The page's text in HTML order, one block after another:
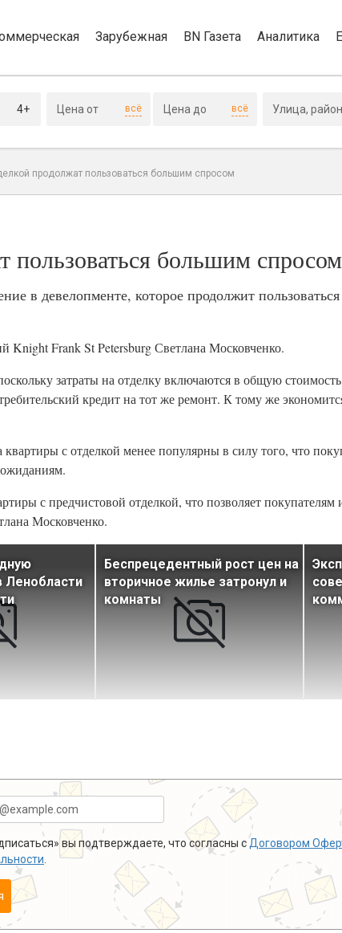
Зарубежная BN Газета Аналитика
4+ всё всё
продолжат пользоваться большим спросом
пользоваться большим спросом
в девелопменте, которое продолжит
Knight Frank St Petersburg Светлана Московченко.
затраты на отделку включаются в общую
кредит на тот же ремонт. К тому же
с отделкой менее популярны в силу того, что
с предчистовой отделкой, что позволяет покупателям
Московченко.
Ленобласти
Беспрецедентный рост цен на
вторичное жилье затронул и
комнаты
вы подтверждаете, что согласны с Договором